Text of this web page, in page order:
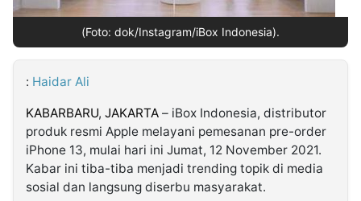
Follow
(Foto: dok/Instagram/iBox Indonesia).
: Haidar Ali
KABARBARU, JAKARTA – iBox Indonesia, distributor
produk resmi Apple melayani pemesanan pre-order
iPhone 13, mulai hari ini Jumat, 12 November 2021.
Kabar ini tiba-tiba menjadi trending topik di media
sosial dan langsung diserbu masyarakat.